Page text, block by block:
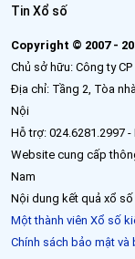
Tin Xổ số
Copyright © 2007 -
Chủ sở hữu: Công ty
Địa chỉ: Tầng 2, Tòa
Nội
Hỗ trợ: 024.6281.2997
Website cung cấp
Nam
Nội dung kết quả xổ
Một thành viên Xổ số
Chính sách bảo mật và